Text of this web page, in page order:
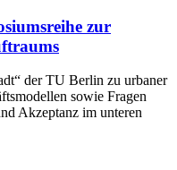
zur
der TU Berlin zu urbaner
sowie Fragen
Akzeptanz im unteren